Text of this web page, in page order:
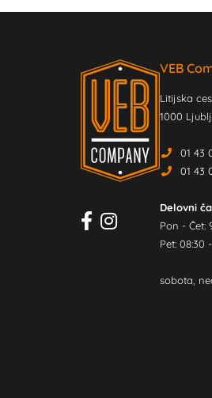
VEB
Litijska
1000
01 43
01 43
Delovni
Pon - Čet:
Pet: 08:30
sobota,